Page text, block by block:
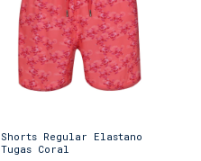
Shorts Regular Elastano
Tugas Coral